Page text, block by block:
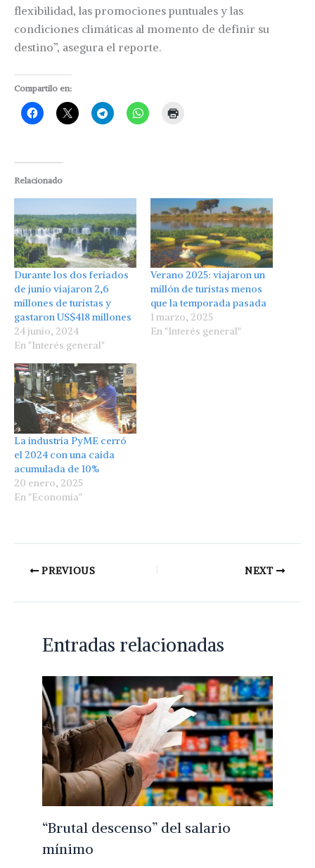
flexibilidad, las promociones puntuales y las
condiciones climáticas al momento de definir su
destino”, asegura el reporte.
Compartilo en:
Relacionado
Durante los dos feriados
de junio viajaron 2,6
millones de turistas y
gastaron US$418 millones
24 junio, 2024
En "Interés general"
Verano 2025: viajaron un
millón de turistas menos
que la temporada pasada
1 marzo, 2025
En "Interés general"
La industria PyME cerró
el 2024 con una caída
acumulada de 10%
20 enero, 2025
En "Economía"
PREVIOUS NEXT
Entradas relacionadas
“Brutal descenso” del salario
mínimo